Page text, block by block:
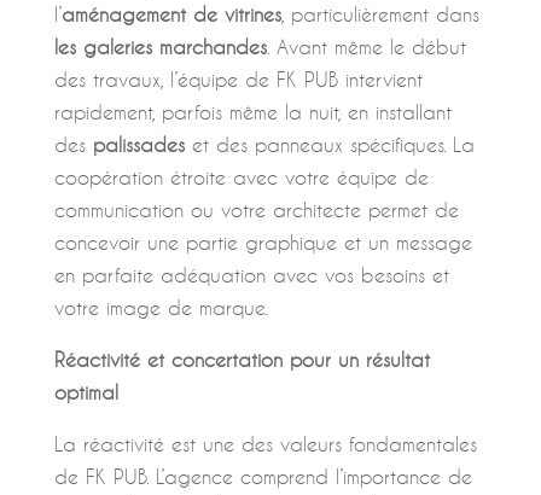
l’aménagement de vitrines, particulièrement dans
les galeries marchandes. Avant même le début
des travaux, l’équipe de FK PUB intervient
rapidement, parfois même la nuit, en installant
des palissadeset des panneaux spécifiques. La
coopération étroite avec votre équipe de
communication ou votre architecte permet de
concevoir une partie graphique et un message
en parfaite adéquation avec vos besoins et
votre image de marque.
Réactivité et concertation pour un résultat
optimal
La réactivité est une des valeurs fondamentales
de FK PUB. L’agence comprend l’importance de